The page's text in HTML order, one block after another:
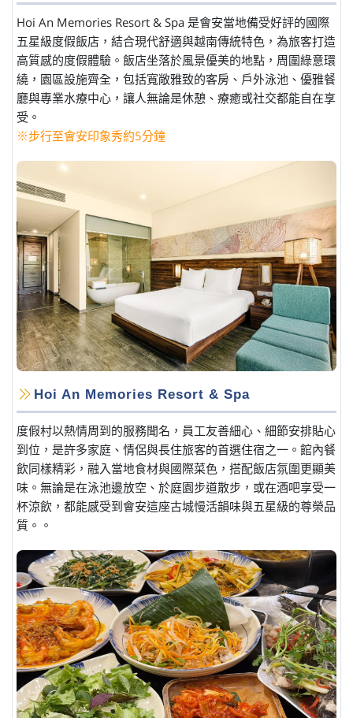
Hoi An Memories Resort & Spa 是會安當地備受好評的國際
五星級度假飯店，結合現代舒適與越南傳統特色，為旅客打造
高質感的度假體驗。飯店坐落於風景優美的地點，周圍綠意環
繞，園區設施齊全，包括寬敞雅致的客房、戶外泳池、優雅餐
廳與專業水療中心，讓人無論是休憩、療癒或社交都能自在享
受。
※步行至會安印象秀約5分鐘
Hoi An Memories Resort & Spa
度假村以熱情周到的服務聞名，員工友善細心、細節安排貼心
到位，是許多家庭、情侶與長住旅客的首選住宿之一。館內餐
飲同樣精彩，融入當地食材與國際菜色，搭配飯店氛圍更顯美
味。無論是在泳池邊放空、於庭園步道散步，或在酒吧享受一
杯涼飲，都能感受到會安這座古城慢活韻味與五星級的尊榮品
質。。